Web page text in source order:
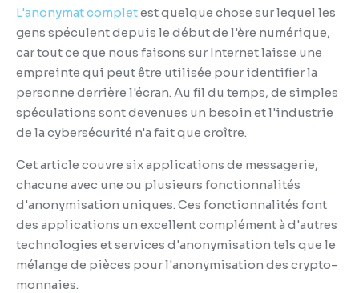
L'anonymat completest quelque chose sur lequel les
gens spéculent depuis le début de l'ère numérique,
car tout ce que nous faisons sur Internet laisse une
empreinte qui peut être utilisée pour identifier la
personne derrière l'écran. Au fil du temps, de simples
spéculations sont devenues un besoin et l'industrie
de la cybersécurité n'a fait que croître.
Cet article couvre six applications de messagerie,
chacune avec une ou plusieurs fonctionnalités
d'anonymisation uniques. Ces fonctionnalités font
des applications un excellent complément à d'autres
technologies et services d'anonymisation tels que le
mélange de pièces pour l'anonymisation des crypto-
monnaies.